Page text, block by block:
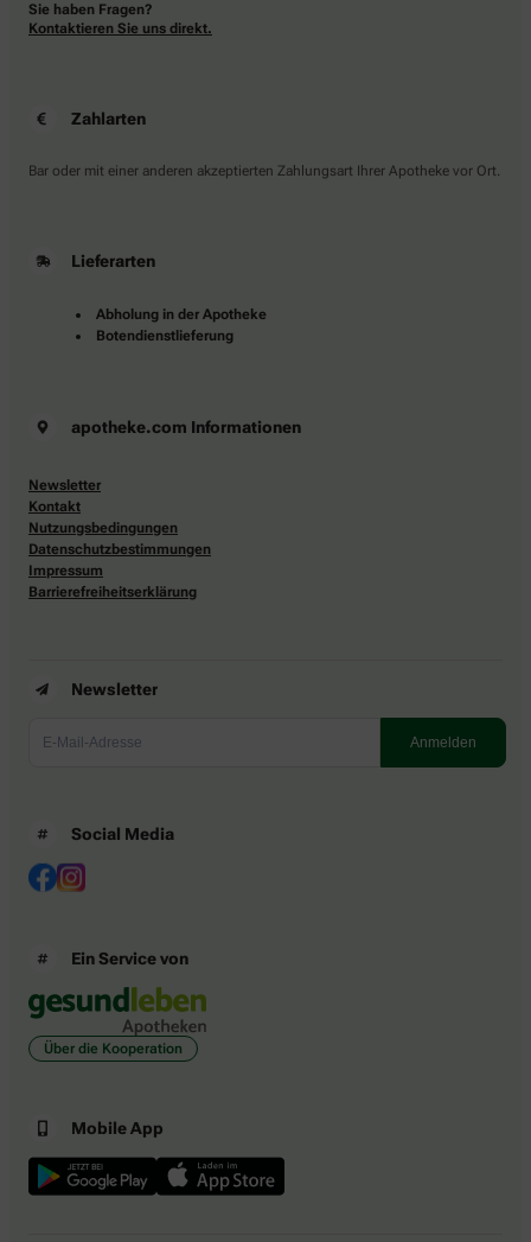
Sie haben Fragen?
Kontaktieren Sie uns direkt.
Zahlarten
Bar oder mit einer anderen akzeptierten Zahlungsart Ihrer Apotheke vor Ort.
Lieferarten
Abholung in der Apotheke
Botendienstlieferung
apotheke.com Informationen
Newsletter
Kontakt
Nutzungsbedingungen
Datenschutzbestimmungen
Impressum
Barrierefreiheitserklärung
Newsletter
Social Media
Ein Service von
Über die Kooperation
Mobile App